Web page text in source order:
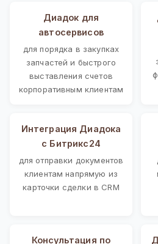
Диадок для
автосервисов
для порядка в закупках
запчастей и быстрого
выставления счетов
корпоративным клиентам
Интеграция Диадока
с Битрикс24
для отправки документов
клиентам напрямую из
карточки сделки в CRM
Консультация по